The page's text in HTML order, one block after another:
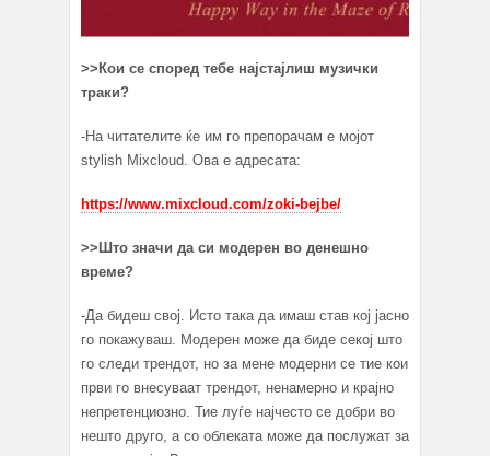
>>Кои се според тебе најстајлиш музички
траки?
-На читателите ќе им го препорачам e мојот
stylish Mixcloud. Ова е адресата:
https://www.mixcloud.com/zoki-bejbe/
>>Што значи да си модерен во денешно
време?
-Да бидеш свој. Исто така да имаш став кој јасно
го покажуваш. Модерен може да биде секој што
го следи трендот, но за мене модерни се тие кои
први го внесуваат трендот, ненамерно и крајно
непретенциозно. Тие луѓе најчесто се добри во
нешто друго, а со облеката може да послужат за